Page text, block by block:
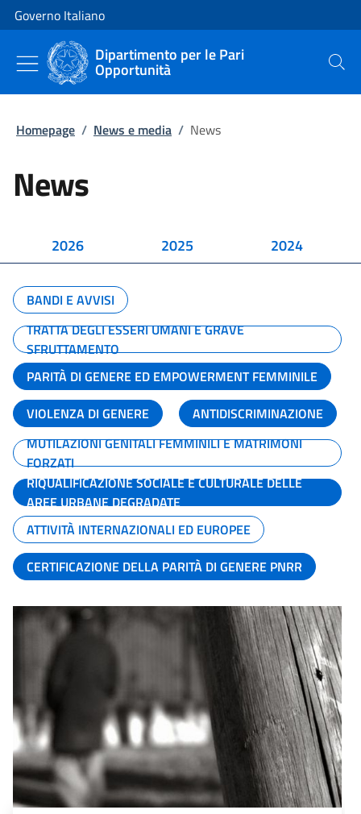
Vai al contenuto
Vai alla navigazione del sito
Governo Italiano
Dipartimento per le Pari
Opportunità Cerca
Homepage / News e media / News
News
2026 2025 2024
BANDI E AVVISI
TRATTA DEGLI ESSERI UMANI E GRAVE
SFRUTTAMENTO
PARITÀ DI GENERE ED EMPOWERMENT FEMMINILE
VIOLENZA DI GENERE
ANTIDISCRIMINAZIONE
MUTILAZIONI GENITALI FEMMINILI E MATRIMONI
FORZATI
RIQUALIFICAZIONE SOCIALE E CULTURALE DELLE
AREE URBANE DEGRADATE
ATTIVITÀ INTERNAZIONALI ED EUROPEE
CERTIFICAZIONE DELLA PARITÀ DI GENERE PNRR